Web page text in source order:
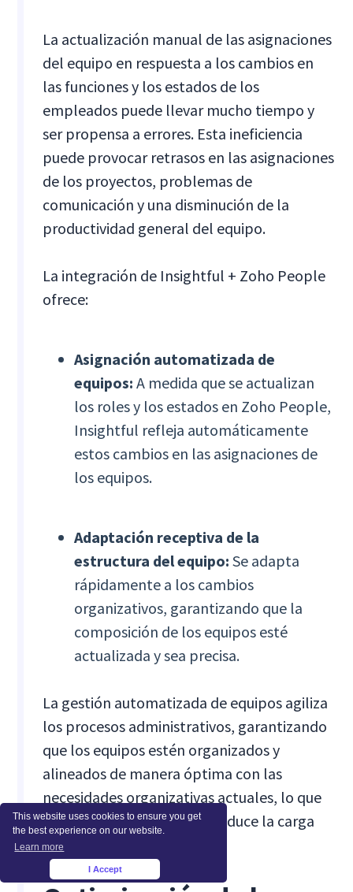
This website uses cookies to ensure you get
the best experience on our website.
Learn more
I Accept
La actualización manual de las asignaciones
del equipo en respuesta a los cambios en
las funciones y los estados de los
empleados puede llevar mucho tiempo y
ser propensa a errores. Esta ineficiencia
puede provocar retrasos en las asignaciones
de los proyectos, problemas de
comunicación y una disminución de la
productividad general del equipo.
La integración de Insightful + Zoho People
ofrece:
Asignación automatizada de
equipos:A medida que se actualizan
los roles y los estados en Zoho People,
Insightful refleja automáticamente
estos cambios en las asignaciones de
los equipos.
Adaptación receptiva de la
estructura del equipo:Se adapta
rápidamente a los cambios
organizativos, garantizando que la
composición de los equipos esté
actualizada y sea precisa.
La gestión automatizada de equipos agiliza
los procesos administrativos, garantizando
que los equipos estén organizados y
alineados de manera óptima con las
necesidades organizativas actuales, lo que
mejora la productividad y reduce la carga
administrativa.